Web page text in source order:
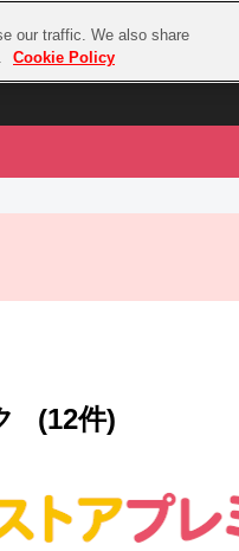
STAGE
ラブライブ！サンシャイン‼
アイドリッシュセブン
モフモフパレード
(12件)
our traffic. We also share
Cookie Policy